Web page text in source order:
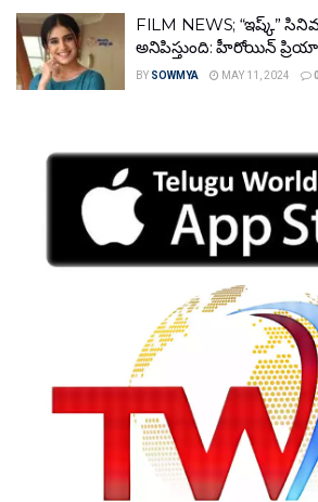
FILM NEWS; “ఇష్క్” సినిమా
అనిపిస్తుంది: హీరోయిన్
BY SOWMYA MAY 11, 2024 0